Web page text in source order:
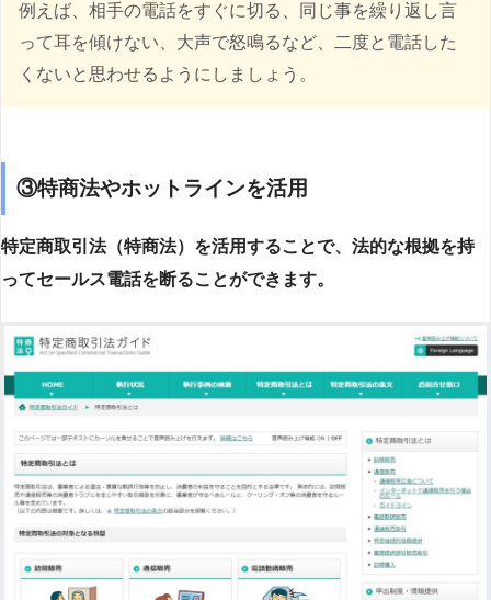
例えば、相手の電話をすぐに切る、同じ事を繰り返し言
って耳を傾けない、大声で怒鳴るなど、二度と電話した
くないと思わせるようにしましょう。
③特商法やホットラインを活用
特定商取引法（特商法）を活用することで、法的な根拠を持
ってセールス電話を断ることができます。